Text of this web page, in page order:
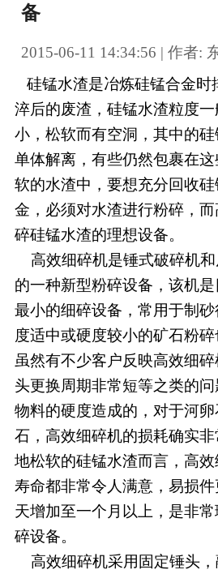
备
2015-06-11 14:34:56 | 作者:
硅锰水渣是冶炼硅锰合金时
淬后的废渣，硅锰水渣粒度
小，松软而有空洞，其中的
单体解离，有些仍然包裹在
软的水渣中，要想充分回收
金，必须对水渣进行粉碎，
碎硅锰水渣的理想设备。
高效细碎机是锤式破碎机和
的一种新型粉碎设备，该机
最小的细碎设备，常用于制
度适中或硬度较小的矿石粉碎
虽然有不少客户反映高效细
头更换周期非常短等之类的
物料的硬度造成的，对于河
石，高效细碎机的损耗确实
地松软的硅锰水渣而言，高
寿命都非常令人满意，易损
天增加至一个月以上，是非
碎设备。
高效细碎机采用固定锤头